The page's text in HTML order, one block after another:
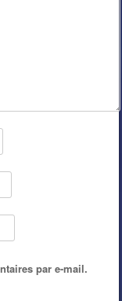
par e-mail.